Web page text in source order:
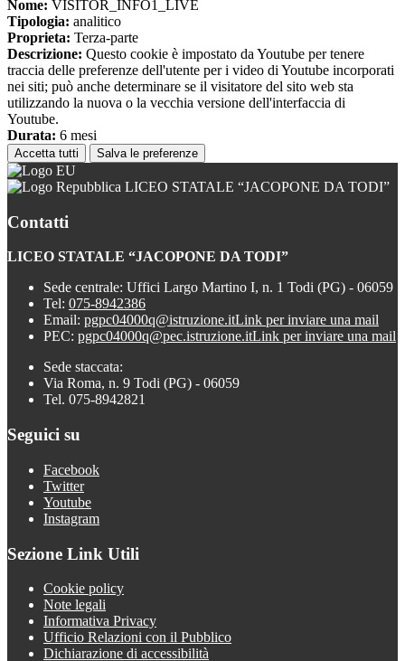
Nome: VISITOR_INFO1_LIVE
Tipologia: analitico
Proprieta: Terza-parte
Descrizione: Questo cookie è impostato da Youtube per tenere
traccia delle preferenze dell'utente per i video di Youtube incorporati
nei siti; può anche determinare se il visitatore del sito web sta
utilizzando la nuova o la vecchia versione dell'interfaccia di
Youtube.
Durata: 6 mesi
Accetta tutti Salva le preferenze
LICEO STATALE “JACOPONE DA TODI”
Contatti
LICEO STATALE “JACOPONE DA TODI”
Sede centrale: Uffici Largo Martino I, n. 1 Todi (PG) - 06059
Tel: 075-8942386
Email: pgpc04000q@istruzione.itLink per inviare una mail
PEC: pgpc04000q@pec.istruzione.itLink per inviare una mail
Sede staccata:
Via Roma, n. 9 Todi (PG) - 06059
Tel. 075-8942821
Seguici su
Facebook
Twitter
Youtube
Instagram
Sezione Link Utili
Cookie policy
Note legali
Informativa Privacy
Ufficio Relazioni con il Pubblico
Dichiarazione di accessibilità